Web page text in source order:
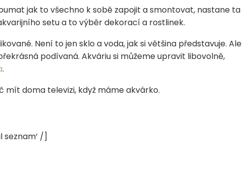
jak to všechno k sobě zapojit a smontovat, nastane ta
setu a to výběr dekorací a rostlinek.
Není to jen sklo a voda, jak si většina představuje. Ale
podívaná. Akváriu si můžeme upravit libovolně,
.
mít doma televizi, když máme akvárko.
/]